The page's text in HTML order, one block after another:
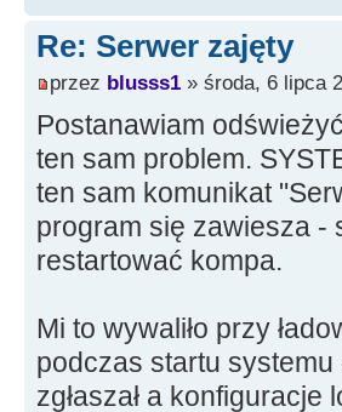
Re: Serwer zajęty
przez blusss1 » środa, 6 lipca
Postanawiam
ten sam problem.
ten sam komunikat
program się zawiesza -
restartować kompa.
Mi to wywaliło przy
podczas startu
zgłaszał a